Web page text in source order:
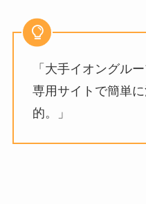
「大手イオングル
専用サイトで簡単
的。」